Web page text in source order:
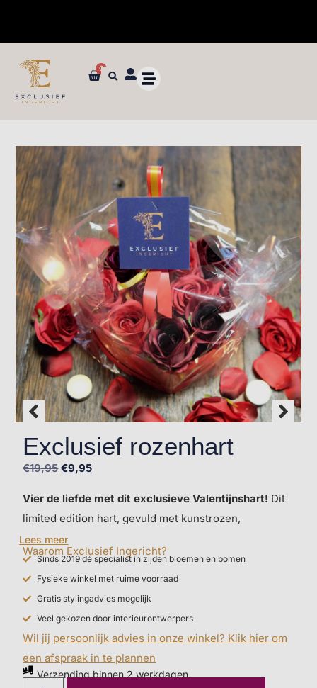
✓ Dé specialist in zijden bloemen en planten van ultieme kwaliteit
0
Exclusief rozenhart
€19,95 €9,95
Vier de liefde met dit exclusieve Valentijnshart! Dit
limited edition hart, gevuld met kunstrozen,
symboliseert eeuwige liefde. Perfect om je geliefde
te verrassen met een romantisch en blijvend gebaar.
Liefde die nooit verwelkt – net als jullie samen!
Lees meer
Waarom Exclusief Ingericht?
Sinds 2019 dé specialist in zijden bloemen en bomen
Fysieke winkel met ruime voorraad
Gratis stylingadvies mogelijk
Veel gekozen door interieurontwerpers
Wil jij persoonlijk advies in onze winkel? Klik hier om
een afspraak in te plannen
Verzending binnen 2 werkdagen